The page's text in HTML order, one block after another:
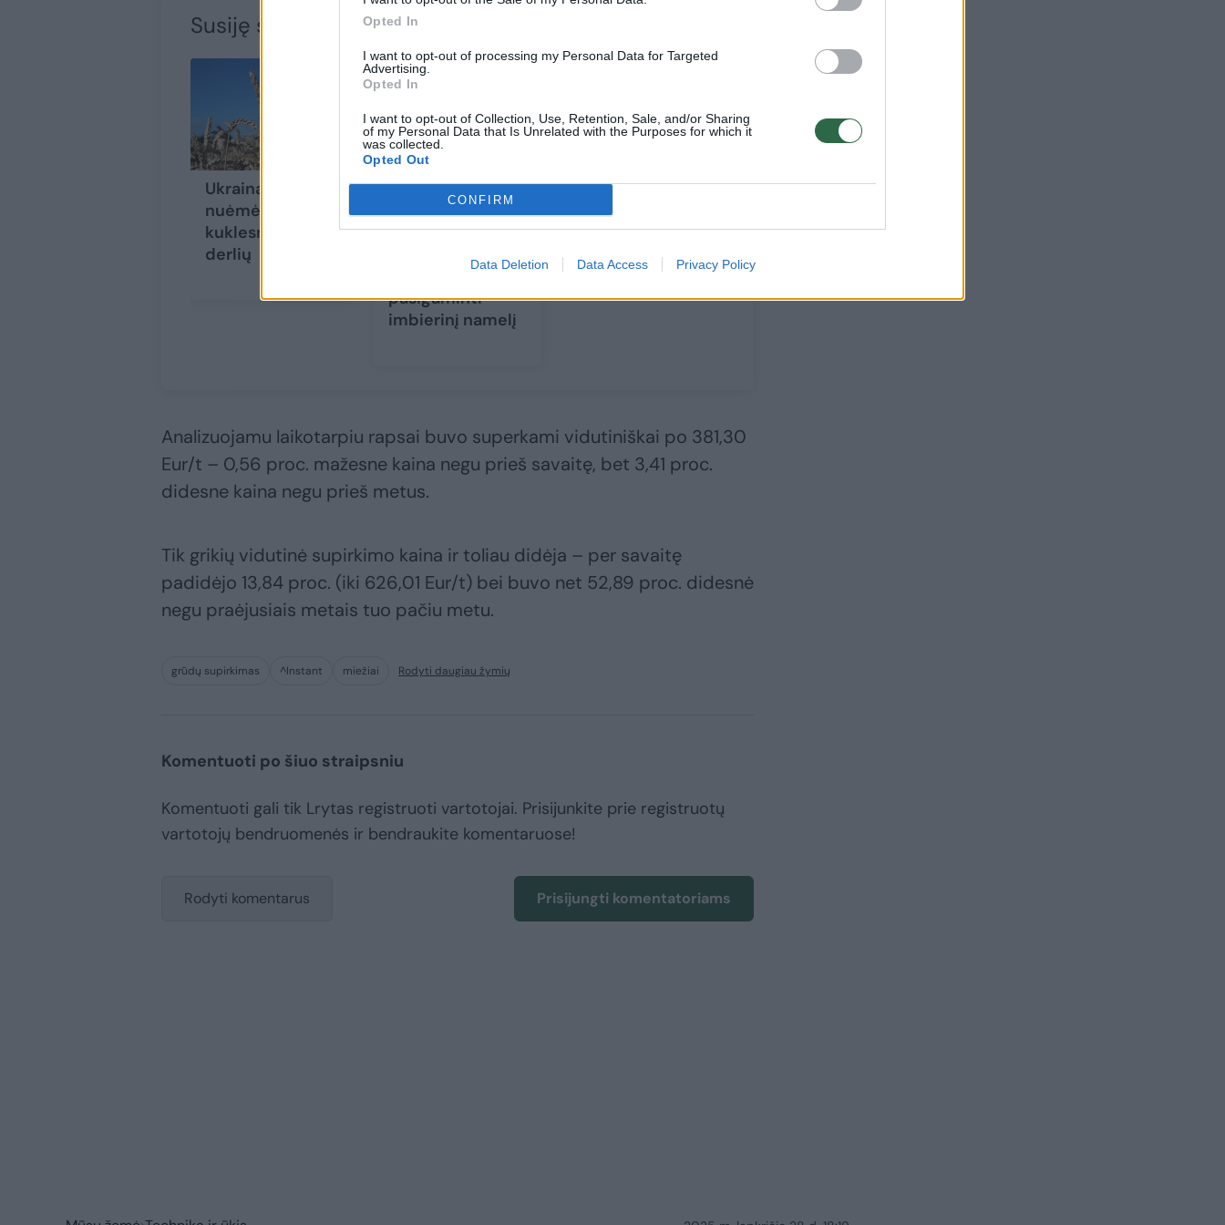
Opted In
I want to opt-out of processing my Personal Data for Targeted
Advertising.
Opted In
I want to opt-out of Collection, Use, Retention, Sale, and/or Sharing
of my Personal Data that Is Unrelated with the Purposes for which it
was collected.
Opted Out
CONFIRM
Data Deletion Data Access Privacy Policy
Susiję straipsniai
Ukraina šiemet
nuėmė 13 proc.
kuklesnį grūdų
derlių
Pramoga visai
šeimai:
konditeris
dalijasi dviem
pasigaminti
imbierinį namelį
Analizuojamu laikotarpiu rapsai buvo superkami vidutiniškai po 381,30
Eur/t – 0,56 proc. mažesne kaina negu prieš savaitę, bet 3,41 proc.
didesne kaina negu prieš metus.
Tik grikių vidutinė supirkimo kaina ir toliau didėja – per savaitę
padidėjo 13,84 proc. (iki 626,01 Eur/t) bei buvo net 52,89 proc. didesnė
negu praėjusiais metais tuo pačiu metu.
grūdų supirkimas ^Instant miežiai Rodyti daugiau žymių
Komentuoti po šiuo straipsniu
Komentuoti gali tik Lrytas registruoti vartotojai. Prisijunkite prie registruotų
vartotojų bendruomenės ir bendraukite komentaruose!
Rodyti komentarus Prisijungti komentatoriams